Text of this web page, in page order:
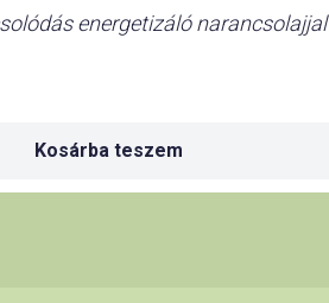
energetizáló narancsolajjal
Kosárba teszem